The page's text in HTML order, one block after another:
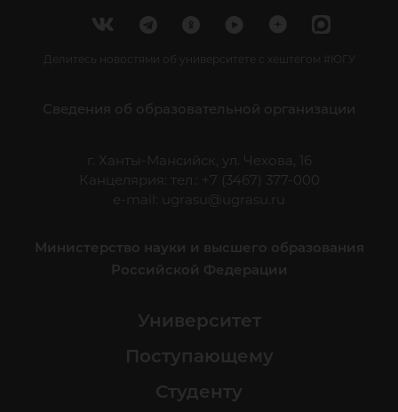
Делитесь новостями об университете с хештегом #ЮГУ
Сведения об образовательной организации
г. Ханты-Мансийск, ул. Чехова, 16
Канцелярия: тел.: +7 (3467) 377-000
e-mail:
ugrasu@ugrasu.ru
Министерство науки и высшего образования
Российской Федерации
Университет
Поступающему
Студенту